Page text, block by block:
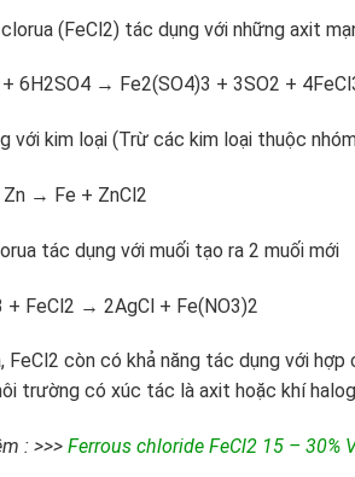
(FeCl2) tác dụng với những axit
+ 6H2SO4 → Fe2(SO4)3 + 3SO2 + 4FeCl
với kim loại (Trừ các kim loại thuộc
Zn → Fe + ZnCl2
tác dụng với muối tạo ra 2 muối mới
+ FeCl2 → 2AgCl + Fe(NO3)2
FeCl 2 còn có khả năng tác dụng với
trường có xúc tác là axit hoặc khí
: >>> Ferrous chloride FeCl2 15 – 30%